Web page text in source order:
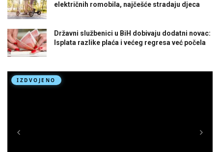
električnih romobila, najčešće stradaju djeca
Državni službenici u BiH dobivaju dodatni novac:
Isplata razlike plaća i većeg regresa već počela